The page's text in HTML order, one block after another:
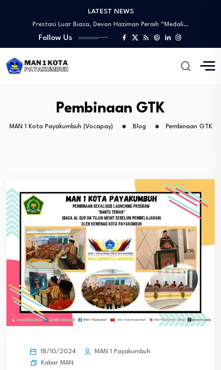
LATEST NEWS
Tinjauan Lapangan Pengelolaan Sampah
Prestasi Luar Biasa, Devon Haziman Peraih “Medali…
PEMBUKAAN SIDANG LPJ MPM/OSIM PERIODE 2024/2025
Sosialisasi Mitigasi Bencana dan Penandatanganan MoU
Wawww!!!! Prestasi yang Membanggakan, Artika Anggraini Peraih…
PEMBUKAAN SIDANG LPJ MPM/OSIM PERIODE 2024/2025
Sosialisasi Mitigasi Bencana dan Penandatanganan MoU
Follow Us
Pembinaan GTK
MAN 1 Kota Payakumbuh (Vocapay) Blog Pembinaan GTK
18/10/2024
MAN 1 Payakumbuh
Kabar MAN